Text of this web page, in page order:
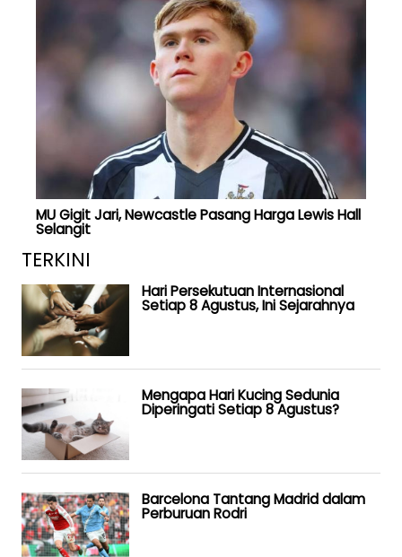
MU Gigit Jari, Newcastle Pasang Harga Lewis Hall
Selangit
TERKINI
Hari Persekutuan Internasional
Setiap 8 Agustus, Ini Sejarahnya
Mengapa Hari Kucing Sedunia
Diperingati Setiap 8 Agustus?
Barcelona Tantang Madrid dalam
Perburuan Rodri